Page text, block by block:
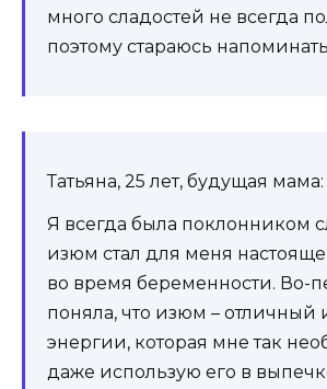
много сладостей не всегда
поэтому стараюсь
Татьяна, 25 лет, будущая мама:
Я всегда была поклонником
изюм стал для меня
во время беременности. Во-
поняла, что изюм – отличный
энергии, которая мне так
даже использую его в